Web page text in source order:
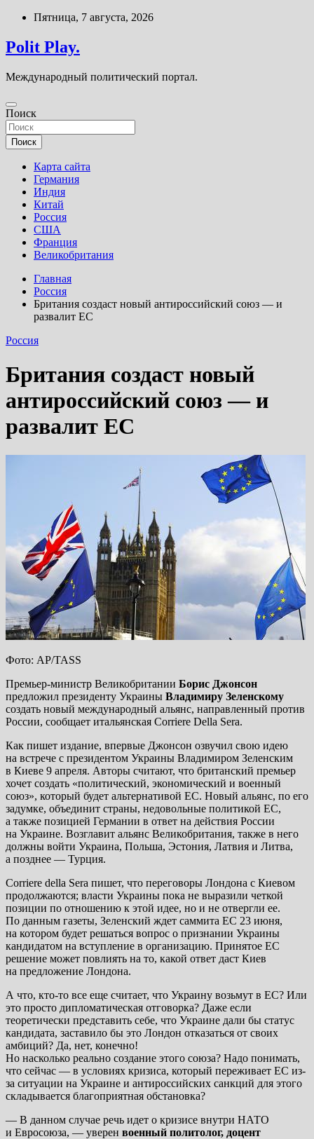
Перейти
содержимому
Пятница, 7 августа, 2026
Polit Play.
Международный политический портал.
Поиск
Поиск
Карта сайта
Германия
Индия
Китай
Россия
США
Франция
Великобритания
Главная
Россия
Британия создаст новый антироссийский союз — и
развалит ЕС
Россия
Британия создаст новый
антироссийский союз — и
развалит ЕС
Фото: AP/TASS
Премьер-министр Великобритании Борис Джонсон
предложил президенту Украины Владимиру Зеленскому
создать новый международный альянс, направленный против
России, сообщает итальянская Corriere Della Sera.
Как пишет издание, впервые Джонсон озвучил свою идею
на встрече с президентом Украины Владимиром Зеленским
в Киеве 9 апреля. Авторы считают, что британский премьер
хочет создать «политический, экономический и военный
союз», который будет альтернативой ЕС. Новый альянс, по его
задумке, объединит страны, недовольные политикой ЕС,
а также позицией Германии в ответ на действия России
на Украине. Возглавит альянс Великобритания, также в него
должны войти Украина, Польша, Эстония, Латвия и Литва,
а позднее — Турция.
Corriere della Sera пишет, что переговоры Лондона с Киевом
продолжаются; власти Украины пока не выразили четкой
позиции по отношению к этой идее, но и не отвергли ее.
По данным газеты, Зеленский ждет саммита ЕС 23 июня,
на котором будет решаться вопрос о признании Украины
кандидатом на вступление в организацию. Принятое ЕС
решение может повлиять на то, какой ответ даст Киев
на предложение Лондона.
А что, кто-то все еще считает, что Украину возьмут в ЕС? Или
это просто дипломатическая отговорка? Даже если
теоретически представить себе, что Украине дали бы статус
кандидата, заставило бы это Лондон отказаться от своих
амбиций? Да, нет, конечно!
Но насколько реально создание этого союза? Надо понимать,
что сейчас — в условиях кризиса, который переживает ЕС из-
за ситуации на Украине и антироссийских санкций для этого
складывается благоприятная обстановка?
— В данном случае речь идет о кризисе внутри НАТО
и Евросоюза, — уверен военный политолог, доцент